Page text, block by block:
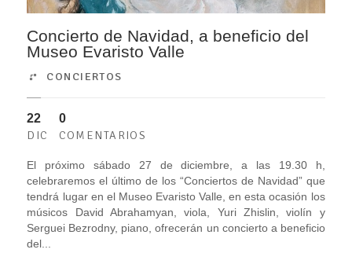
Concierto de Navidad, a beneficio del
Museo Evaristo Valle
CONCIERTOS
22
DIC
0
COMENTARIOS
El próximo sábado 27 de diciembre, a las 19.30 h,
celebraremos el último de los “Conciertos de Navidad” que
tendrá lugar en el Museo Evaristo Valle, en esta ocasión los
músicos David Abrahamyan, viola, Yuri Zhislin, violín y
Serguei Bezrodny, piano, ofrecerán un concierto a beneficio
del...